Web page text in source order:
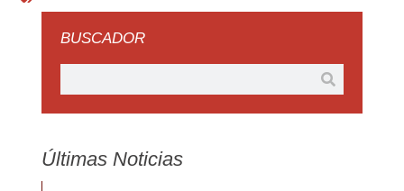
BUSCADOR
Últimas Noticias